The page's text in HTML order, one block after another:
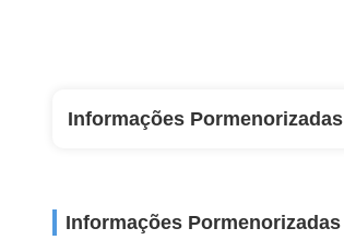
Informações Pormenorizadas
Informações Pormenorizadas